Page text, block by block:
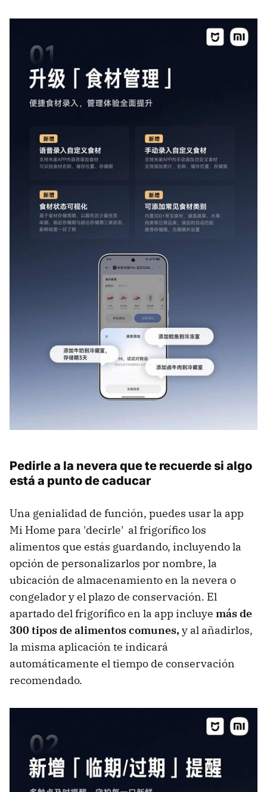
Pedirle a la nevera que te recuerde si algo
está a punto de caducar
Una genialidad de función, puedes usar la app
Mi Home para 'decirle' al frigorífico los
alimentos que estás guardando, incluyendo la
opción de personalizarlos por nombre, la
ubicación de almacenamiento en la nevera o
congelador y el plazo de conservación. El
apartado del frigorífico en la app incluye más de
300 tipos de alimentos comunes, y al añadirlos,
la misma aplicación te indicará
automáticamente el tiempo de conservación
recomendado.